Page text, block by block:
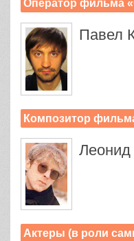
Оператор фильма
Павел
Композитор
Леонид
Актеры (в роли